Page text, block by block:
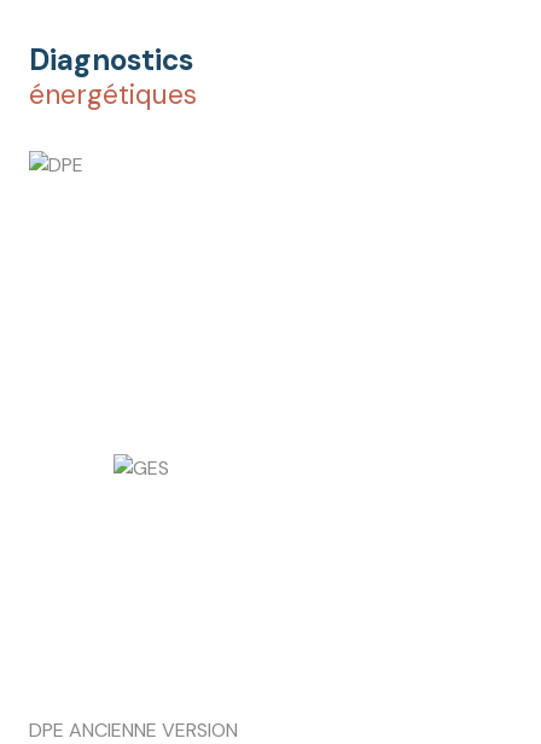
Diagnostics
énergétiques
DPE ANCIENNE VERSION